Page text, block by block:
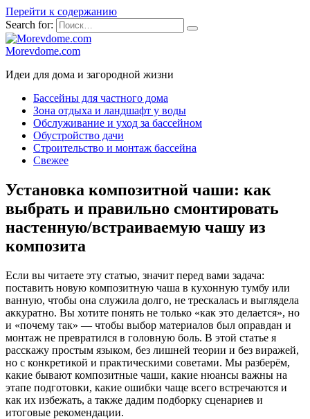
Перейти к содержанию
Search for:
Morevdome.com
Идеи для дома и загородной жизни
Бассейны для частного дома
Зона отдыха и ландшафт у воды
Обслуживание и уход за бассейном
Обустройство дачи
Строительство и монтаж бассейна
Свежее
Установка композитной чаши: как
выбрать и правильно смонтировать
настенную/встраиваемую чашу из
композита
Если вы читаете эту статью, значит перед вами задача:
поставить новую композитную чаша в кухонную тумбу или
ванную, чтобы она служила долго, не трескалась и выглядела
аккуратно. Вы хотите понять не только «как это делается», но
и «почему так» — чтобы выбор материалов был оправдан и
монтаж не превратился в головную боль. В этой статье я
расскажу простым языком, без лишней теории и без виражей,
но с конкретикой и практическими советами. Мы разберём,
какие бывают композитные чаши, какие нюансы важны на
этапе подготовки, какие ошибки чаще всего встречаются и
как их избежать, а также дадим подборку сценариев и
итоговые рекомендации.